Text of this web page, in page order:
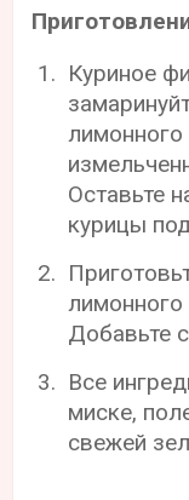
Куриное
лимонного
Оставьте
курицы
лимонного
Добавьте
Все
миске,
свежей